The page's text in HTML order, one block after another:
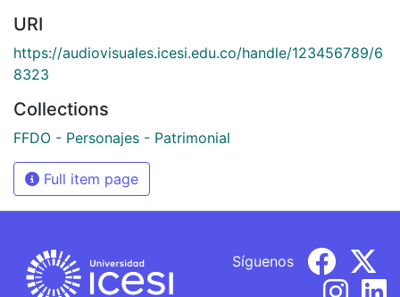
URI
https://audiovisuales.icesi.edu.co/handle/123456789/6
8323
Collections
FFDO - Personajes - Patrimonial
Full item page
Síguenos